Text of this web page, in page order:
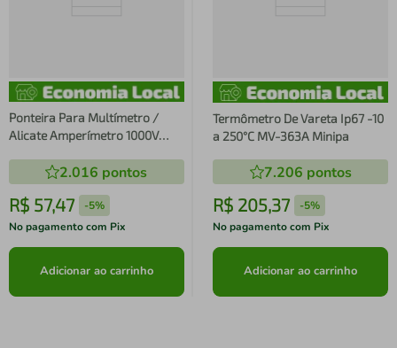
Ponteira Para Multímetro /
Alicate Amperímetro 1000V
2.016 pontos
R$ 57,47 -5%
No pagamento com Pix
Adicionar ao carrinho
Termômetro De Vareta Ip67 -10
a 250°C MV-363A Minipa
7.206 pontos
R$ 205,37 -5%
No pagamento com Pix
Adicionar ao carrinho